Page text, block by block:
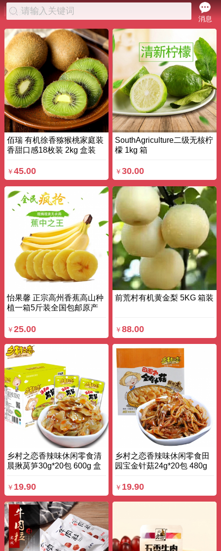
请输入关键词
消息
热卖商品
佰瑞 有机徐香猕猴桃家庭装
香甜口感18枚装 2kg 盒装
￥ 45.00
SouthAgriculture二级无核柠
檬 1kg 箱
￥30.00
怡果馨 正宗高州香蕉高山种
植一箱5斤装全国包邮原产
￥ 25.00
前荒村有机黄金梨 5KG 箱装
￥88.00
乡村之恋香辣味休闲零食清
晨揪莴笋30g*20包 600g 盒
￥ 19.90
乡村之恋香辣味休闲零食田
园宝金针菇24g*20包 480g
￥ 19.90